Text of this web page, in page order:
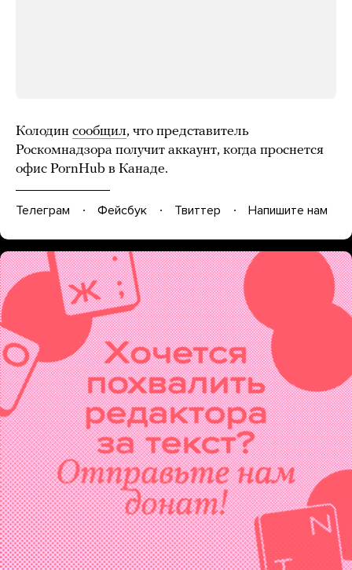
Колодин сообщил, что представитель
Роскомнадзора получит аккаунт, когда проснется
офис PornHub в Канаде.
Телеграм Фейсбук Твиттер Напишите нам